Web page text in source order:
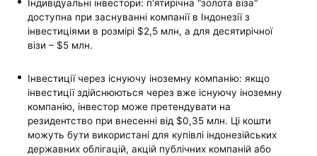
Індивідуальні інвестори: п'ятирічна "золота віза"
доступна при заснуванні компанії в Індонезії з
інвестиціями в розмірі $2,5 млн, а для десятирічної
візи – $5 млн.
Інвестиції через існуючу іноземну компанію: якщо
інвестиції здійснюються через вже існуючу іноземну
компанію, інвестор може претендувати на
резидентство при внесенні від $0,35 млн. Ці кошти
можуть бути використані для купівлі індонезійських
державних облігацій, акцій публічних компаній або